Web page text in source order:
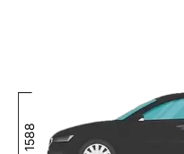
1588